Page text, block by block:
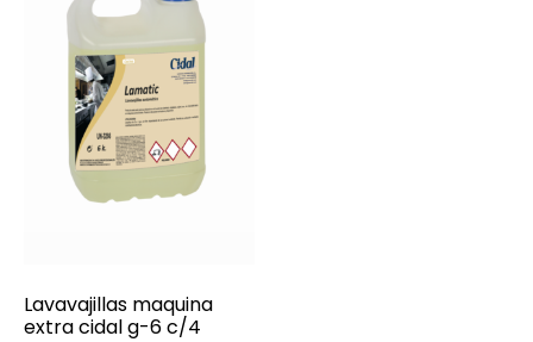
Lavavajillas maquina
extra cidal g-6 c/4